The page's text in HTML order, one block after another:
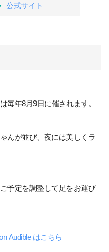
公式サイト
毎年8月9日に催されます。
んが並び、夜には美しくラ
予定を調整して足をお運び
Audible はこちら